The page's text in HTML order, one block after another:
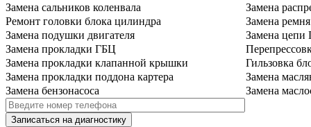
Замена сальников коленвала
Замена
Ремонт головки блока цилиндра
Замена
Замена подушки двигателя
Замена
Замена прокладки ГБЦ
Замена прокладки клапанной крышки
Гильзовка
Замена прокладки поддона картера
Замена
Замена бензонасоса
Замена